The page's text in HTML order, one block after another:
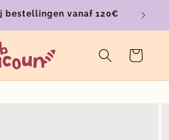
bestellingen vanaf 120€
Winkelwagen